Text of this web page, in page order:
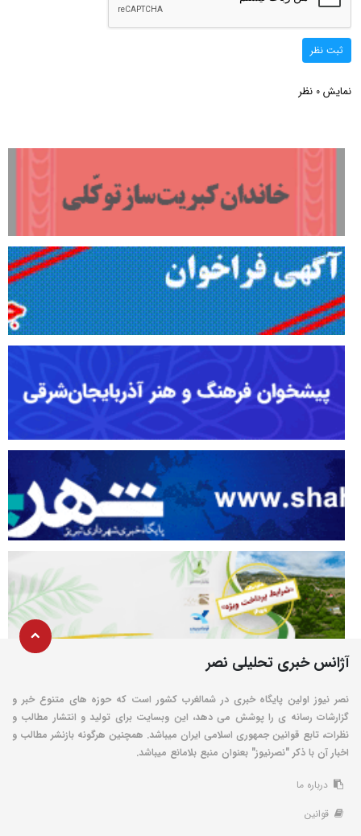
ثبت نظر
نمایش 0 نظر
آژانس خبری تحلیلی نصر
نصر نیوز اولین پایگاه خبری در شمالغرب کشور است که حوزه های متنوع خبر و
گزارشات رسانه ی را پوشش می دهد، این وبسایت برای تولید و انتشار مطالب و
نظرات، تابع قوانین جمهوری اسلامی ایران میباشد. همچنین هرگونه بازنشر مطالب و
اخبار آن با ذکر "نصرنیوز" بعنوان منبع بلامانع میباشد.
درباره ما
قوانین